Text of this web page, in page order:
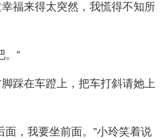
福来得太突然，我慌得不知所
。”
踩在车蹬上，把车打斜请她上
面，我要坐前面。”小玲笑着说